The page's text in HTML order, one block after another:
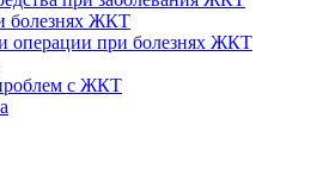
болезнях ЖКТ
операции при болезнях ЖКТ
с ЖКТ